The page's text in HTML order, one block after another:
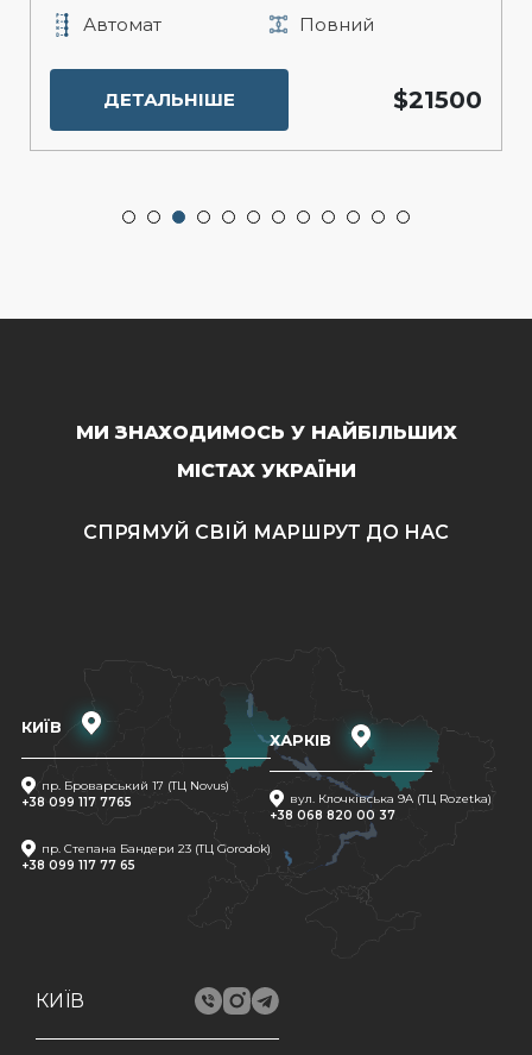
Автомат
Повний
ДЕТАЛЬНІШЕ $21500
МИ ЗНАХОДИМОСЬ У НАЙБІЛЬШИХ
МІСТАХ УКРАЇНИ
СПРЯМУЙ СВІЙ МАРШРУТ ДО НАС
КИЇВ
пр. Броварський 17 (ТЦ Novus)
+38 099 117 7765
пр. Степана Бандери 23 (ТЦ Gorodok)
+38 099 117 77 65
ХАРКІВ
вул. Клочківська 9A (ТЦ Rozetka)
+38 068 820 00 37
КИЇВ